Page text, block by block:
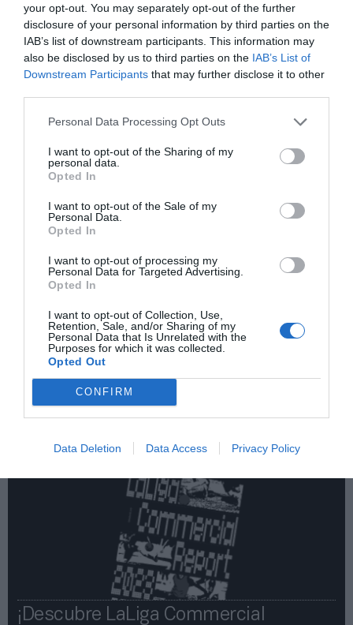
your opt-out. You may separately opt-out of the further
disclosure of your personal information by third parties on the
IAB’s list of downstream participants. This information may
also be disclosed by us to third parties on the IAB’s List of
Downstream Participants that may further disclose it to other
Personal Data Processing Opt Outs
I want to opt-out of the Sharing of my
personal data.
Opted In
I want to opt-out of the Sale of my
Personal Data.
Opted In
I want to opt-out of processing my
Personal Data for Targeted Advertising.
Opted In
I want to opt-out of Collection, Use,
Retention, Sale, and/or Sharing of my
Personal Data that Is Unrelated with the
Purposes for which it was collected.
Opted Out
CONFIRM
Data Deletion Data Access Privacy Policy
2Playbook Club2P
y eventos para Socios!​​​​​​​
Publicidad
2Playbook Intelligence
¡Descubre LaLiga Commercial